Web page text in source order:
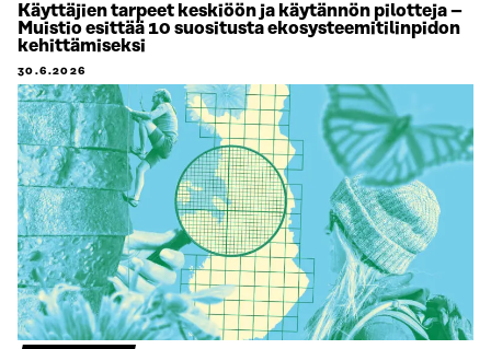
Käyttäjien tarpeet keskiöön ja käytännön pilotteja –
Muistio esittää 10 suositusta ekosysteemitilinpidon
kehittämiseksi
30.6.2026